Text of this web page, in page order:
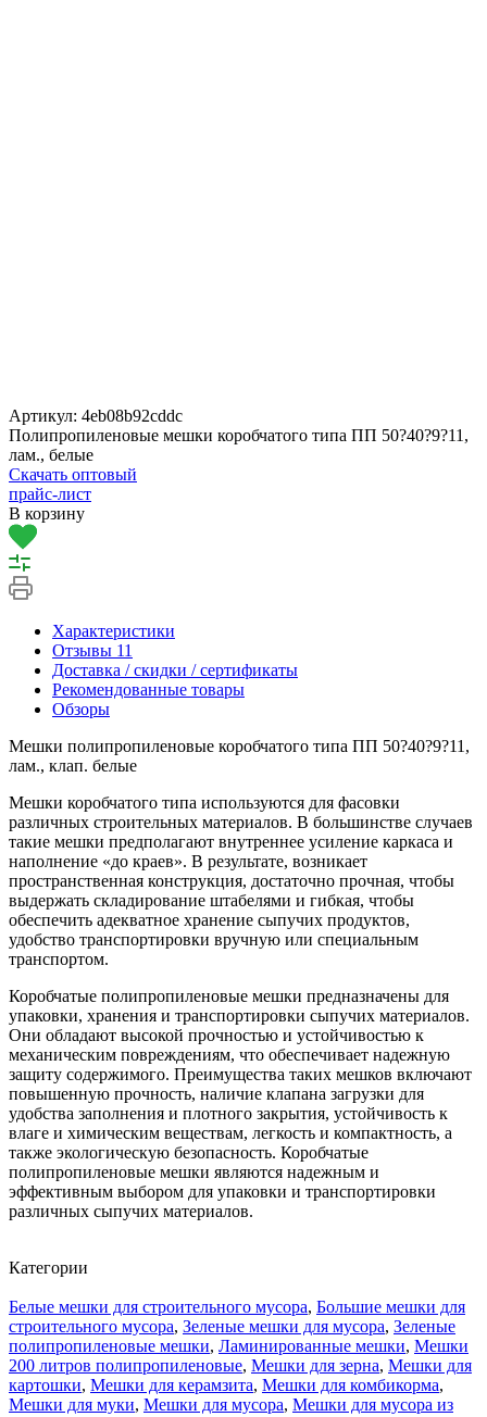
Артикул: 4eb08b92cddc
Полипропиленовые мешки коробчатого типа ПП 50?40?9?11,
лам., белые
Скачать оптовый
прайс-лист
В корзину
Характеристики
Отзывы 11
Доставка / скидки / сертификаты
Рекомендованные товары
Обзоры
Мешки полипропиленовые коробчатого типа ПП 50?40?9?11,
лам., клап. белые
Мешки коробчатого типа используются для фасовки
различных строительных материалов. В большинстве случаев
такие мешки предполагают внутреннее усиление каркаса и
наполнение «до краев». В результате, возникает
пространственная конструкция, достаточно прочная, чтобы
выдержать складирование штабелями и гибкая, чтобы
обеспечить адекватное хранение сыпучих продуктов,
удобство транспортировки вручную или специальным
транспортом.
Коробчатые полипропиленовые мешки предназначены для
упаковки, хранения и транспортировки сыпучих материалов.
Они обладают высокой прочностью и устойчивостью к
механическим повреждениям, что обеспечивает надежную
защиту содержимого. Преимущества таких мешков включают
повышенную прочность, наличие клапана загрузки для
удобства заполнения и плотного закрытия, устойчивость к
влаге и химическим веществам, легкость и компактность, а
также экологическую безопасность. Коробчатые
полипропиленовые мешки являются надежным и
эффективным выбором для упаковки и транспортировки
различных сыпучих материалов.
Категории
Белые мешки для строительного мусора, Большие мешки для
строительного мусора, Зеленые мешки для мусора, Зеленые
полипропиленовые мешки, Ламинированные мешки, Мешки
200 литров полипропиленовые, Мешки для зерна, Мешки для
картошки, Мешки для керамзита, Мешки для комбикорма,
Мешки для муки, Мешки для мусора, Мешки для мусора из